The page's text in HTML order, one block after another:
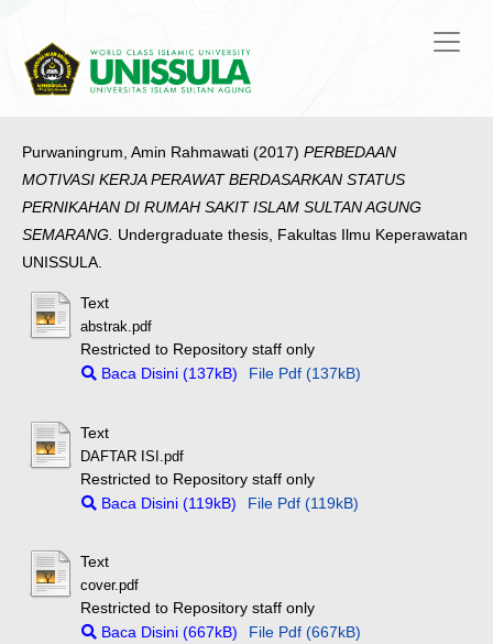
Purwaningrum, Amin Rahmawati (2017) PERBEDAAN
MOTIVASI KERJA PERAWAT BERDASARKAN STATUS
PERNIKAHAN DI RUMAH SAKIT ISLAM SULTAN AGUNG
SEMARANG. Undergraduate thesis, Fakultas Ilmu Keperawatan
UNISSULA.
Text
abstrak.pdf
Restricted to Repository staff only
Baca Disini (137kB)
File Pdf (137kB)
Text
DAFTAR ISI.pdf
Restricted to Repository staff only
Baca Disini (119kB)
File Pdf (119kB)
Text
cover.pdf
Restricted to Repository staff only
Baca Disini (667kB)
File Pdf (667kB)